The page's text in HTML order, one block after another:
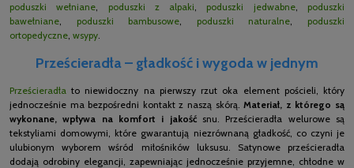
poduszki wełniane
poduszki z alpaki poduszki jedwabne, poduszki
bawełniane
poduszki bambusowe poduszki naturalne
poduszki
ortopedyczne wsypy
Prześcieradła – gładkość i wygoda w jednym
Prześcieradła to niewidoczny na pierwszy rzut oka element pościeli, który
jednocześnie ma bezpośredni kontakt z naszą skórą.Materiał, z którego są
wykonane, wpływa na komfort i jakośćsnu. Prześcieradła welurowe są
tekstyliami domowymi, które gwarantują niezrównaną gładkość, co czyni je
ulubionym wyborem wśród miłośników luksusu. Satynowe prześcieradła
dodają odrobiny elegancji, zapewniając jednocześnie przyjemne, chłodne w